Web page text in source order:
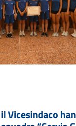
Vicesindaco